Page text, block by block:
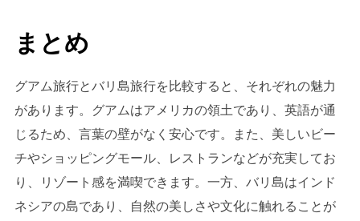
まとめ
グアム旅行とバリ島旅行を比較すると、それぞれの魅力
があります。グアムはアメリカの領土であり、英語が通
じるため、言葉の壁がなく安心です。また、美しいビー
チやショッピングモール、レストランなどが充実してお
り、リゾート感を満喫できます。一方、バリ島はインド
ネシアの島であり、自然の美しさや文化に触れることが